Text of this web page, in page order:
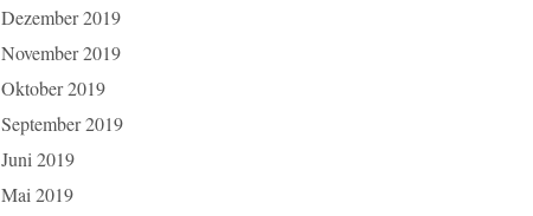
Dezember 2019
November 2019
Oktober 2019
September 2019
Juni 2019
Mai 2019